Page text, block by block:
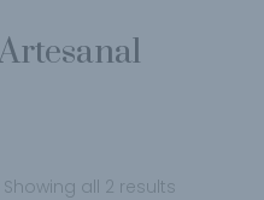
Showing all 2 results